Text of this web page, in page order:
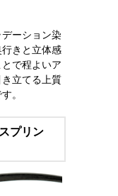
ーション染
きと立体感
で程よいア
立てる上質
。
プリン